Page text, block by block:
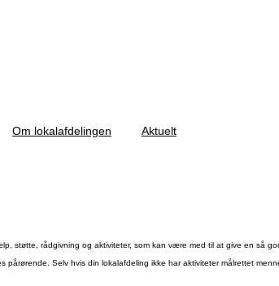
Om lokalafdelingen Aktuelt
støtte, rådgivning og aktiviteter, som kan være med til at give en så
Selv hvis din lokalafdeling ikke har aktiviteter målrettet